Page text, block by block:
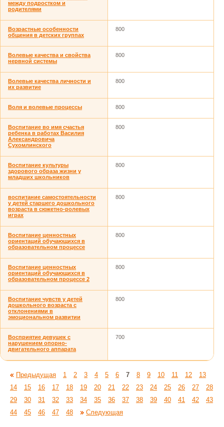
между подростком и
родителями
Возрастные особенности
общения в детских группах
800
Волевые качества и свойства
нервной системы
800
Волевые качества личности и
их развитие
800
Воля и волевые процессы 800
Воспитание во имя счастья
ребенка в работах Василия
Александровича
Сухомлинского
800
Воспитание культуры
здорового образа жизни у
младших школьников
800
воспитание самостоятельности
у детей старшего дошкольного
возраста в сюжетно-ролевых
играх
800
Воспитание ценностных
ориентаций обучающихся в
образовательном процессе
800
Воспитание ценностных
ориентаций обучающихся в
образовательном процессе 2
800
Воспитание чувств у детей
дошкольного возраста с
отклонениями в
эмоциональном развитии
800
Восприятие девушек с
нарушением опорно-
двигательного аппарата
700
Предыдущая 1 2 3 4 5 6 7 8 9 10 11 12
13
14
15 16 17 18 19 20 21 22 23 24 25 26 27
28
29
30 31 32 33 34 35 36 37 38 39 40 41 42
43
44
45 46 47 48 Следующая